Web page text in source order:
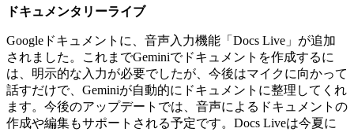
ドキュメンタリーライブ
Googleドキュメントに、音声入力機能「Docs Live」が追加
されました。これまでGeminiでドキュメントを作成するに
は、明示的な入力が必要でしたが、今後はマイクに向かって
話すだけで、Geminiが自動的にドキュメントに整理してくれ
ます。今後のアップデートでは、音声によるドキュメントの
作成や編集もサポートされる予定です。Docs Liveは今夏に